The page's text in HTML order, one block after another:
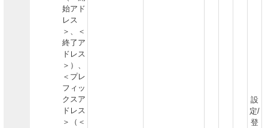
始アド
レス
＞、＜
終了ア
ドレス
＞）、
＜プレ
フィッ
クスア
ドレス
＞（＜
設
定/
登